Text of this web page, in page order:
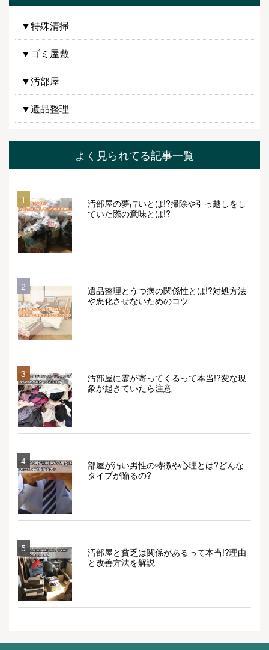
▼特殊清掃
▼ゴミ屋敷
▼汚部屋
▼遺品整理
よく見られてる記事一覧
1
汚部屋の夢占いとは!?掃除や引っ越しをし
ていた際の意味とは!?
2
遺品整理とうつ病の関係性とは!?対処方法
や悪化させないためのコツ
3
汚部屋に霊が寄ってくるって本当!?変な現
象が起きていたら注意
4
部屋が汚い男性の特徴や心理とは?どんな
タイプが陥るの?
5
汚部屋と貧乏は関係があるって本当!?理由
と改善方法を解説